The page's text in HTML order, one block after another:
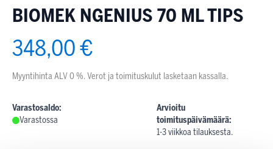
BIOMEK NGENIUS 70 ML TIPS
348,00 €
Myyntihinta ALV 0 %. Verot ja toimituskulut lasketaan kassalla.
Varastosaldo:
Varastossa
Arvioitu
toimituspäivämäärä:
1-3 viikkoa tilauksesta.